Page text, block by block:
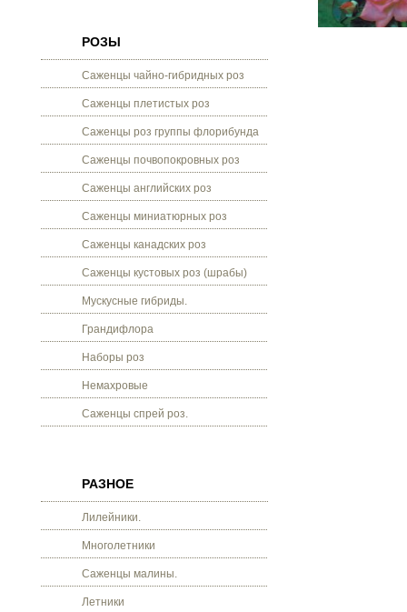
РОЗЫ
Саженцы чайно-гибридных роз
Саженцы плетистых роз
Саженцы роз группы флорибунда
Саженцы почвопокровных роз
Саженцы английских роз
Саженцы миниатюрных роз
Саженцы канадских роз
Саженцы кустовых роз (шрабы)
Мускусные гибриды.
Грандифлора
Наборы роз
Немахровые
Саженцы спрей роз.
РАЗНОЕ
Лилейники.
Многолетники
Саженцы малины.
Летники